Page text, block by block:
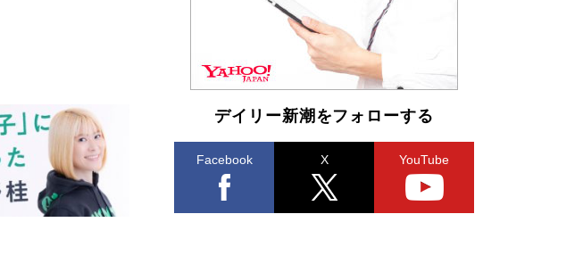
デイリー新潮をフォローする
Facebook X YouTube